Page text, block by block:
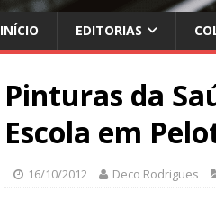
INÍCIO EDITORIAS
Pinturas da
Escola em
16/10/2012 Deco Rodrigues